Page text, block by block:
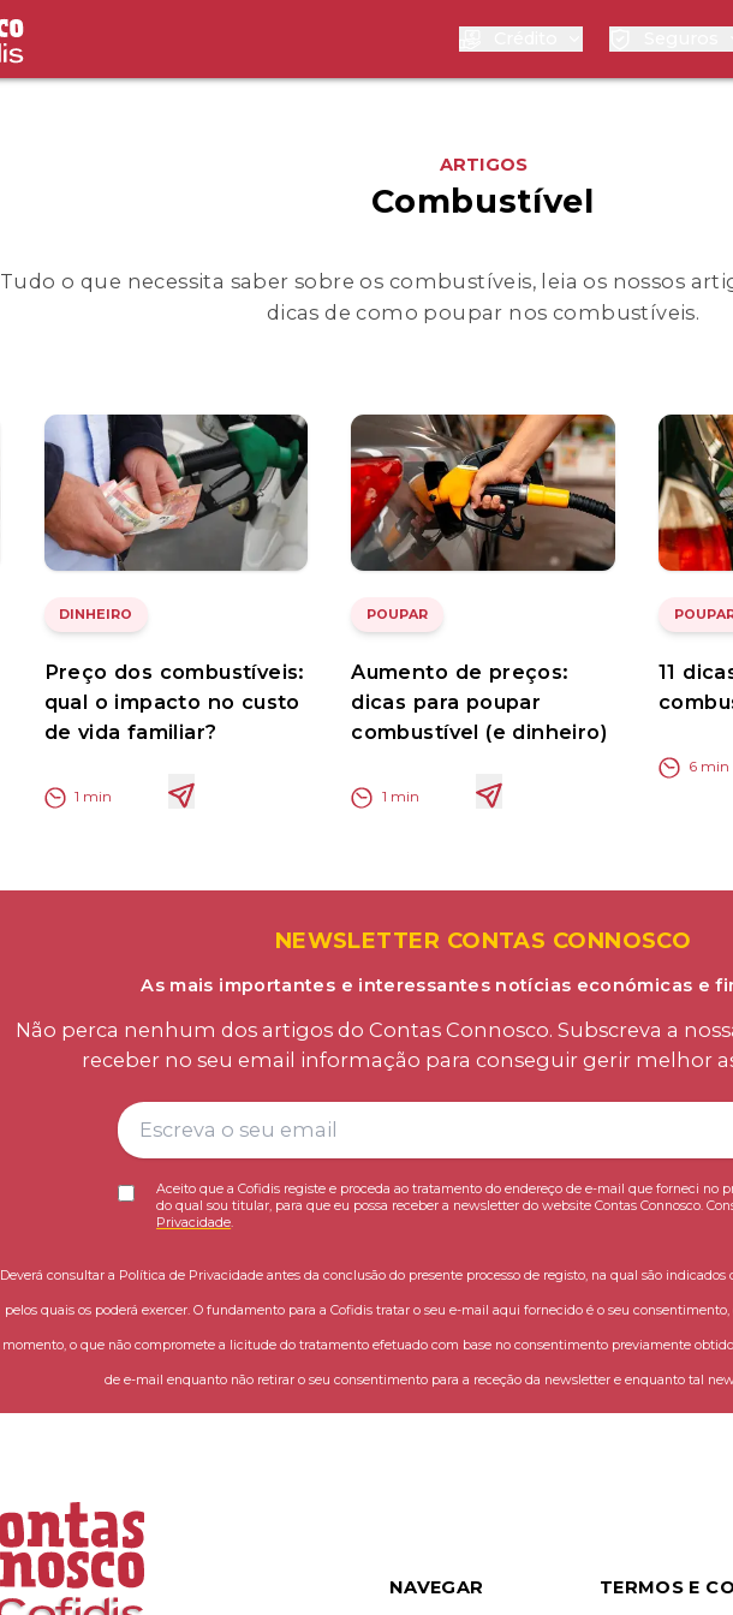
ARTIGOS
Combustível
Tudo o que necessita saber sobre os combustíveis, leia os nossos
dicas de como poupar nos combustíveis.
DINHEIRO
Preço dos combustíveis:
qual o impacto no custo
de vida familiar?
1 min
POUPAR
Aumento de preços:
dicas para poupar
combustível (e dinheiro)
1 min
11
6 min
NEWSLETTER CONTAS CONNOSCO
As mais importantes e interessantes notícias económicas e
Não perca nenhum dos artigos do Contas Connosco. Subscreva a
receber no seu email informação para conseguir gerir melhor
Aceito que a Cofidis registe e proceda ao tratamento do endereço de e-mail que forneci no
do qual sou titular, para que eu possa receber a newsletter do website Contas Connosco.
Privacidade.
Deverá consultar a Política de Privacidade antes da conclusão do presente processo de registo, na qual são indicados
pelos quais os poderá exercer. O fundamento para a Cofidis tratar o seu e-mail aqui fornecido é o seu
momento, o que não compromete a licitude do tratamento efetuado com base no consentimento previamente
de e-mail enquanto não retirar o seu consentimento para a receção da newsletter e enquanto tal
NAVEGAR TERMOS E